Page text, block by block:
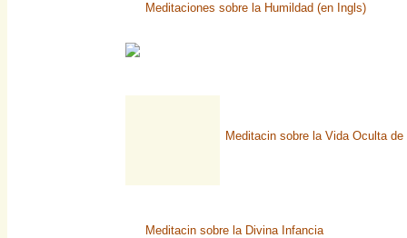
Meditaciones sobre la Humildad (en Ingls)
Meditacin sobre la Vida Oculta de
Meditacin sobre la Divina Infancia